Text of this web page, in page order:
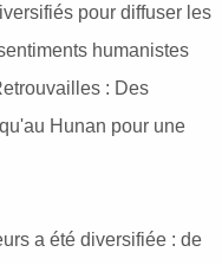
pour diffuser les
humanistes
: Des
Hunan pour une
a été diversifiée : de